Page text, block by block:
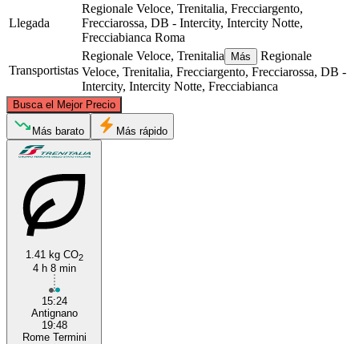
Llegada
Regionale Veloce, Trenitalia, Frecciargento,
Frecciarossa, DB - Intercity, Intercity Notte,
Frecciabianca Roma
Transportistas
Regionale Veloce, Trenitalia Más
Regionale
Veloce, Trenitalia, Frecciargento, Frecciarossa, DB -
Intercity, Intercity Notte, Frecciabianca
Busca el Mejor Precio
Livorno
©CARTO, ©OpenStreetMap
Más barato Más rápido
1.41 kg CO2
4 h 8 min
15:24
Antignano
19:48
Rome Termini